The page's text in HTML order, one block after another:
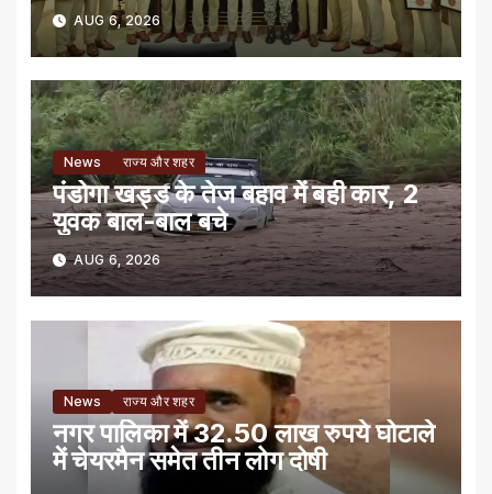
AUG 6, 2026
News राज्य और शहर
पंडोगा खड्ड के तेज बहाव में बही कार, 2
युवक बाल-बाल बचे
AUG 6, 2026
News राज्य और शहर
नगर पालिका में 32.50 लाख रुपये घोटाले
में चेयरमैन समेत तीन लोग दोषी